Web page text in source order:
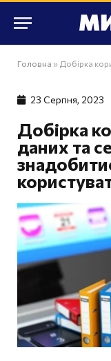
Головна » Добірка корисних
23 Серпня, 2023
Добірка
даних та